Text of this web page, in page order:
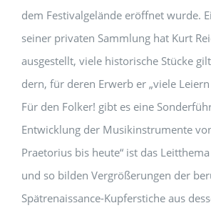
dem Festivalgelände eröffnet wurde.
seiner privaten Sammlung hat Kurt
ausgestellt, viele historische Stücke
dern, für deren Erwerb er „viele
Für den Folker! gibt es eine
Entwicklung der Musikinstrumente
Praetorius bis heute“ ist das
und so bilden Vergröße­rungen der
Spätrenaissance-Kupferstiche aus